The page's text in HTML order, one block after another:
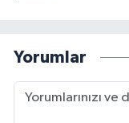
Yorumlar